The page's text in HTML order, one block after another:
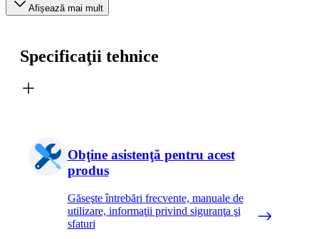
Afișează mai mult
Specificaţii tehnice
Obţine asistenţă pentru acest
produs
Găseşte întrebări frecvente, manuale de
utilizare, informaţii privind siguranţa şi
sfaturi